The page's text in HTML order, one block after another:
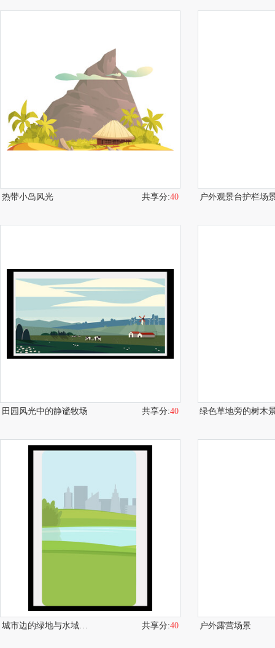
热带小岛风光 共享分:40 户外观景台护栏场
田园风光中的静谧牧场 共享分:40 绿色草地旁的树木
城市边的绿地与水域景观 共享分:40 户外露营场景